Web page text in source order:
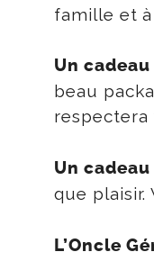
famille et
Un
beau
Un
que
L’Oncle